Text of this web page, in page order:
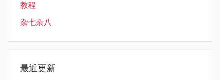
教程
杂七杂八
最近更新